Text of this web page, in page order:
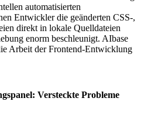
automatisierten
Entwickler die geänderten CSS-,
direkt in lokale Quelldateien
enorm beschleunigt. AIbase
Arbeit der Frontend-Entwicklung
Versteckte Probleme